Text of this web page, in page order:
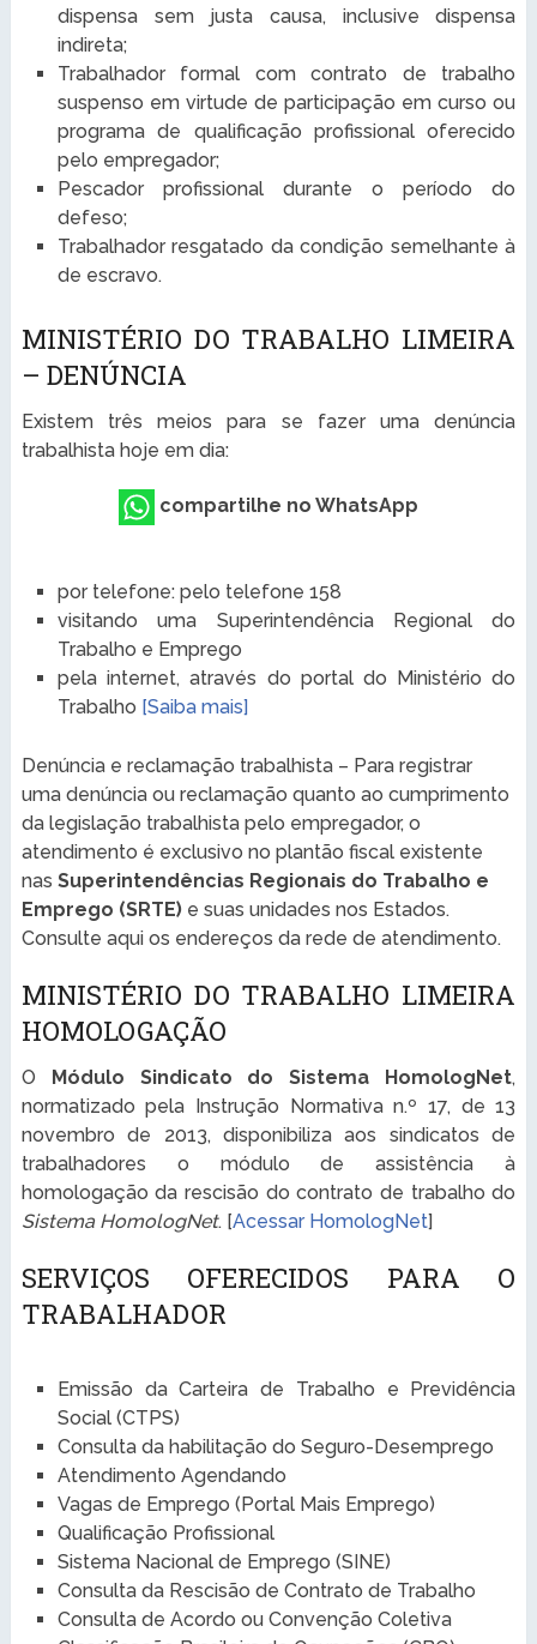
dispensa sem justa causa, inclusive dispensa
indireta;
Trabalhador formal com contrato de trabalho
suspenso em virtude de participação em curso ou
programa de qualificação profissional oferecido
pelo empregador;
Pescador profissional durante o período do
defeso;
Trabalhador resgatado da condição semelhante à
de escravo.
MINISTÉRIO DO TRABALHO LIMEIRA
– DENÚNCIA
Existem três meios para se fazer uma denúncia
trabalhista hoje em dia:
compartilhe no WhatsApp
por telefone: pelo telefone 158
visitando uma Superintendência Regional do
Trabalho e Emprego
pela internet, através do portal do Ministério do
Trabalho [Saiba mais]
Denúncia e reclamação trabalhista – Para registrar
uma denúncia ou reclamação quanto ao cumprimento
da legislação trabalhista pelo empregador, o
atendimento é exclusivo no plantão fiscal existente
nas Superintendências Regionais do Trabalho e
Emprego (SRTE)e suas unidades nos Estados.
Consulte aqui os endereços da rede de atendimento.
MINISTÉRIO DO TRABALHO LIMEIRA
HOMOLOGAÇÃO
O Módulo Sindicato do Sistema HomologNet,
normatizado pela Instrução Normativa n.º 17, de 13
novembro de 2013, disponibiliza aos sindicatos de
trabalhadores o módulo de assistência à
homologação da rescisão do contrato de trabalho do
Sistema HomologNet. [Acessar HomologNet]
SERVIÇOS OFERECIDOS PARA O
TRABALHADOR
Emissão da Carteira de Trabalho e Previdência
Social (CTPS)
Consulta da habilitação do Seguro-Desemprego
Atendimento Agendando
Vagas de Emprego (Portal Mais Emprego)
Qualificação Profissional
Sistema Nacional de Emprego (SINE)
Consulta da Rescisão de Contrato de Trabalho
Consulta de Acordo ou Convenção Coletiva